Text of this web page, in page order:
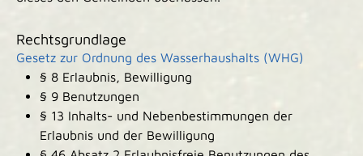
Rechtsgrundlage
Gesetz zur Ordnung des Wasserhaushalts (WHG)
§ 8 Erlaubnis, Bewilligung
§ 9 Benutzungen
§ 13 Inhalts- und Nebenbestimmungen der
Erlaubnis und der Bewilligung